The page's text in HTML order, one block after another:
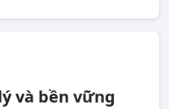
và bền vững